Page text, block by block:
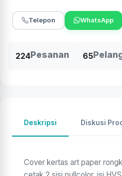
Telepon WhatsApp
224Pesanan 65
Deskripsi Diskusi
Cover kertas art paper